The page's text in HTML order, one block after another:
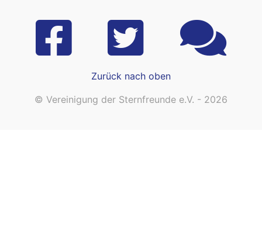
Zurück nach oben
© Vereinigung der Sternfreunde e.V. - 2026